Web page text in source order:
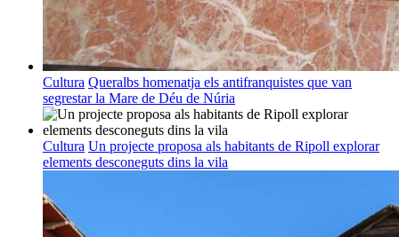
Cultura Queralbs homenatja els antifranquistes que van
segrestar la Mare de Déu de Núria
Cultura Un projecte proposa als habitants de Ripoll explorar
elements desconeguts dins la vila